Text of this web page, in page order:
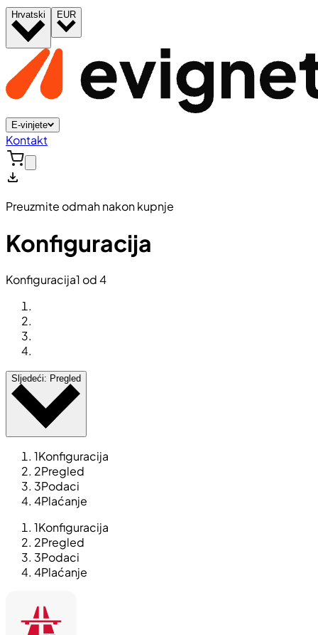
Hrvatski EUR
E-vinjete
Kontakt
Preuzmite odmah nakon kupnje
Konfiguracija
Konfiguracija1 od 4
Sljedeći: Pregled
1Konfiguracija
2Pregled
3Podaci
4Plaćanje
1Konfiguracija
2Pregled
3Podaci
4Plaćanje